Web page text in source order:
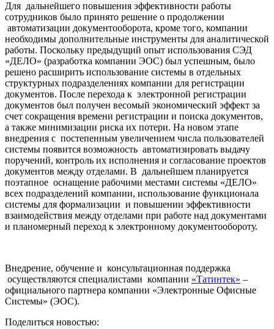
Для дальнейшего повышения эффективности работы
сотрудников было принято решение о продолжении
автоматизации документооборота, кроме того, компании
необходимы дополнительные инструменты для аналитической
работы. Поскольку предыдущий опыт использования СЭД
«ДЕЛО» (разработка компании ЭОС) был успешным, было
решено расширить использование системы в отдельных
структурных подразделениях компании для регистрации
документов. После перехода к электронной регистрации
документов был получен весомый экономический эффект за
счет сокращения времени регистрации и поиска документов,
а также минимизации риска их потери. На новом этапе
внедрения с постепенным увеличением числа пользователей
системы появится возможность автоматизировать выдачу
поручений, контроль их исполнения и согласование проектов
документов между отделами. В дальнейшем планируется
поэтапное оснащение рабочими местами системы «ДЕЛО»
всех подразделений компании, использование функционала
системы для формализации и повышении эффективности
взаимодействия между отделами при работе над документами
и планомерный переход к электронному документообороту.
Внедрение, обучение и консультационная поддержка
осуществляются специалистами компании «Татинтек» –
официального партнера компании «Электронные Офисные
Системы» (ЭОС).
Поделиться новостью: